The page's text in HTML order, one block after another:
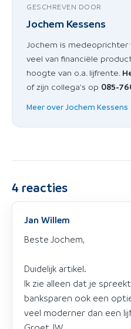
GESCHREVEN DOOR
Jochem Kessens
Jochem is medeoprichter
veel van financiële
hoogte van o.a. lijfrente.
of zijn collega's op 085-
Meer over Jochem
4 reacties
Jan Willem
Beste Jochem,
Duidelijk artikel.
Ik zie alleen dat je
banksparen ook een
veel moderner dan een